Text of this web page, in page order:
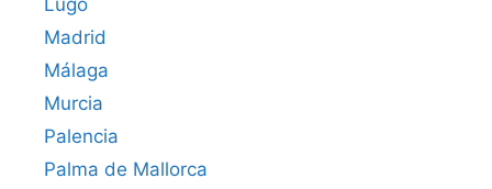
Madrid
Málaga
Murcia
Palencia
Palma de Mallorca